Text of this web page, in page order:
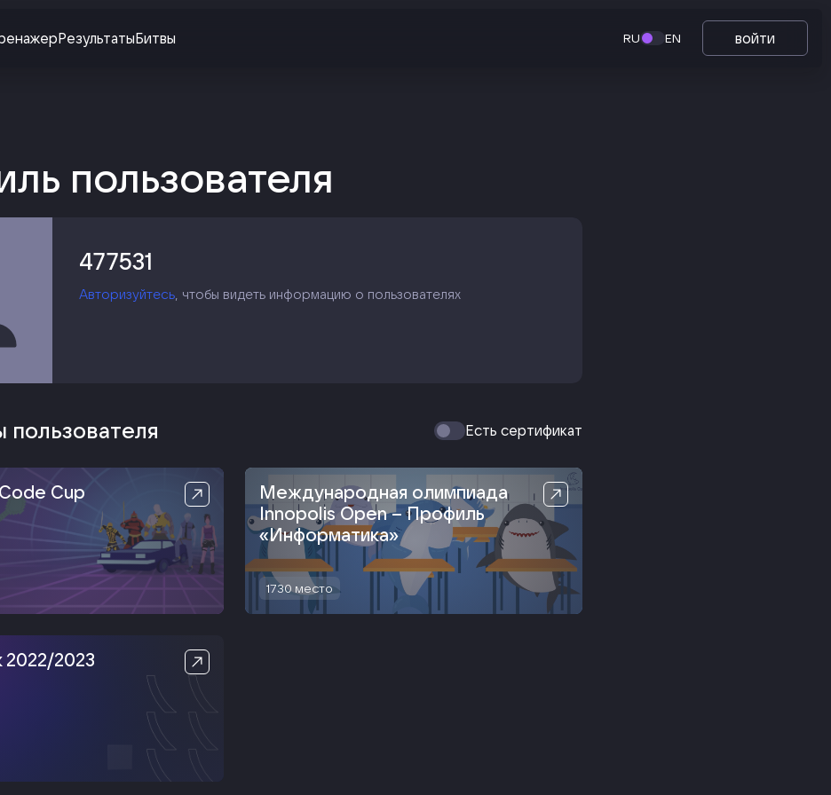
РезультатыБитвы RU EN войти
пользователя
477531
Авторизуйтесь, чтобы видеть информацию о пользователях
пользователя Есть сертификат
Cup
Международная олимпиада
Innopolis Open – Профиль
«Информатика‎»
1730 место
2022/2023